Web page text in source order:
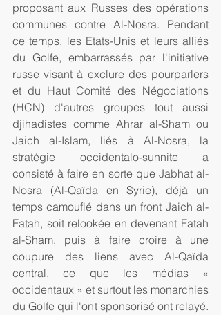
proposant aux Russes des opérations
communes contre Al-Nosra. Pendant
ce temps, les Etats-Unis et leurs alliés
du Golfe, embarrassés par l'initiative
russe visant à exclure des pourparlers
et du Haut Comité des Négociations
(HCN) d'autres groupes tout aussi
djihadistes comme Ahrar al-Sham ou
Jaich al-Islam, liés à Al-Nosra, la
stratégie occidentalo-sunnite a
consisté à faire en sorte que Jabhat al-
Nosra (Al-Qaïda en Syrie), déjà un
temps camouflé dans un front Jaich al-
Fatah, soit relookée en devenant Fatah
al-Sham, puis à faire croire à une
coupure des liens avec Al-Qaïda
central, ce que les médias «
occidentaux » et surtout les monarchies
du Golfe qui l'ont sponsorisé ont relayé.